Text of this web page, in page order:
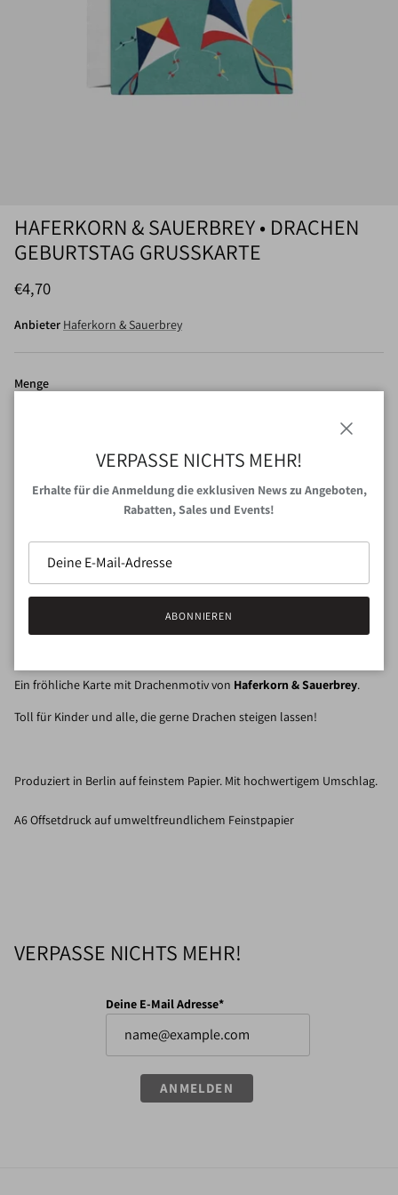
HAFERKORN & SAUERBREY • DRACHEN
GEBURTSTAG GRUSSKARTE
Normaler Preis
€4,70
Anbieter Haferkorn & Sauerbrey
Menge
IN DEN WARENKORB
Abholung beiVAN NORD Storeverfügbar
Gewöhnlich fertig in 24 Stunden
Ein fröhliche Karte mit Drachenmotiv von Haferkorn & Sauerbrey.
Toll für Kinder und alle, die gerne Drachen steigen lassen!
Produziert in Berlin auf feinstem Papier. Mit hochwertigem Umschlag.
A6 Offsetdruck auf umweltfreundlichem Feinstpapier
VERPASSE NICHTS MEHR!
Deine E-Mail Adresse*
ANMELDEN
VERPASSE NICHTS MEHR!
Erhalte für die Anmeldung die exklusiven News zu Angeboten,
Rabatten, Sales und Events!
ABONNIEREN